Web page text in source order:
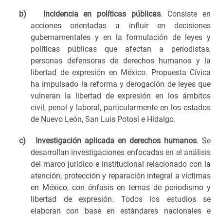
b) Incidencia en políticas públicas. Consiste en
acciones orientadas a influir en decisiones
gubernamentales y en la formulación de leyes y
políticas públicas que afectan a periodistas,
personas defensoras de derechos humanos y la
libertad de expresión en México. Propuesta Cívica
ha impulsado la reforma y derogación de leyes que
vulneran la libertad de expresión en los ámbitos
civil, penal y laboral, particularmente en los estados
de Nuevo León, San Luis Potosí e Hidalgo.
c) Investigación aplicada en derechos humanos. Se
desarrollan investigaciones enfocadas en el análisis
del marco jurídico e institucional relacionado con la
atención, protección y reparación integral a víctimas
en México, con énfasis en temas de periodismo y
libertad de expresión. Todos los estudios se
elaboran con base en estándares nacionales e